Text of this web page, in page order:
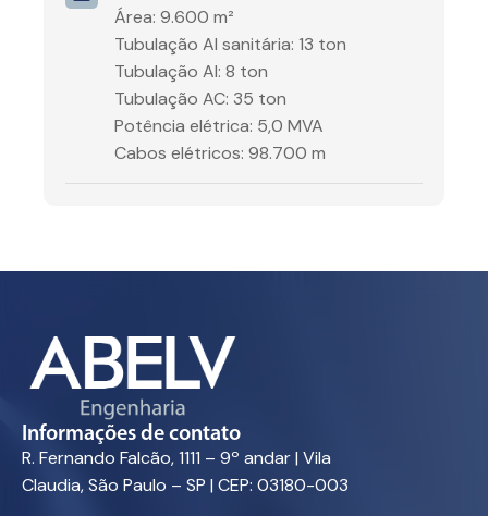
Área: 9.600 m²
Tubulação AI sanitária: 13 ton
Tubulação AI: 8 ton
Tubulação AC: 35 ton
Potência elétrica: 5,0 MVA
Cabos elétricos: 98.700 m
Informações de contato
R. Fernando Falcão, 1111 – 9º andar | Vila
Claudia, São Paulo – SP | CEP: 03180-003